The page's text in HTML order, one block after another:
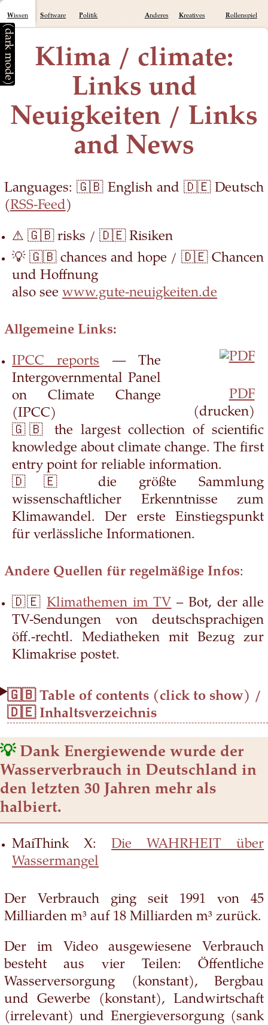
Klima / climate:
Links und
Neuigkeiten / Links
and News
Wissen Software Politik Anderes Kreatives Rollenspiel
(dark mode)
Languages: 🇬🇧 English and 🇩🇪 Deutsch
(RSS-Feed )
⚠ 🇬🇧 risks / 🇩🇪 Risiken
💡 🇬🇧 chances and hope / 🇩🇪 Chancen
und Hoffnung
also see www.gute-neuigkeiten.de
PDF
(drucken)
Allgemeine Links:
IPCC reports — The
Intergovernmental Panel
on Climate Change
(IPCC)
🇬🇧 the largest collection of scientific
knowledge about climate change. The first
entry point for reliable information.
🇩🇪 die größte Sammlung
wissenschaftlicher Erkenntnisse zum
Klimawandel. Der erste Einstiegspunkt
für verlässliche Informationen.
Andere Quellen für regelmäßige Infos:
🇩🇪Klimathemen im TV – Bot, der alle
TV-Sendungen von deutschsprachigen
öff.-rechtl. Mediatheken mit Bezug zur
Klimakrise postet.
🇬🇧 Table of contents (click to show) /
🇩🇪 Inhaltsverzeichnis
💡Dank Energiewende wurde der
Wasserverbrauch in Deutschland in
den letzten 30 Jahren mehr als
halbiert.
MaiThink X: Die WAHRHEIT über
Wassermangel
Der Verbrauch ging seit 1991 von 45
Milliarden m³ auf 18 Milliarden m³ zurück.
Der im Video ausgewiesene Verbrauch
besteht aus vier Teilen: Öffentliche
Wasserversorgung (konstant), Bergbau
und Gewerbe (konstant), Landwirtschaft
(irrelevant) und Energieversorgung (sank